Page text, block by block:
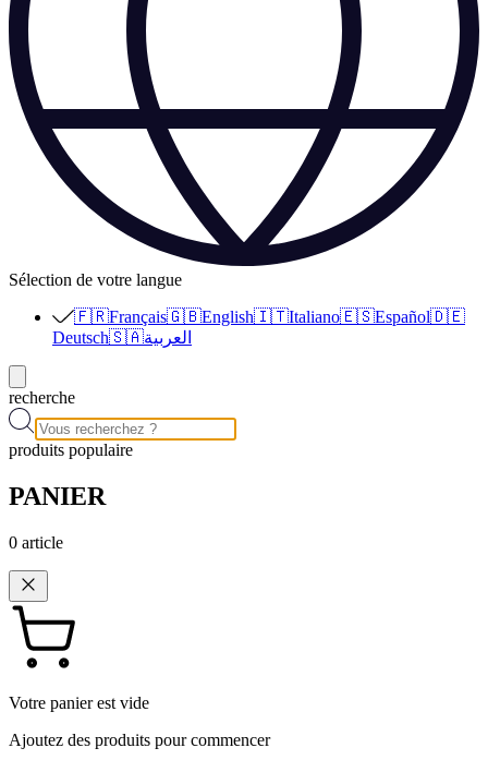
Sélection de votre langue
🇫🇷Français🇬🇧English🇮🇹Italiano🇪🇸Español🇩🇪
Deutsch🇸🇦العربية
recherche
produits populaire
PANIER
0 article
Votre panier est vide
Ajoutez des produits pour commencer